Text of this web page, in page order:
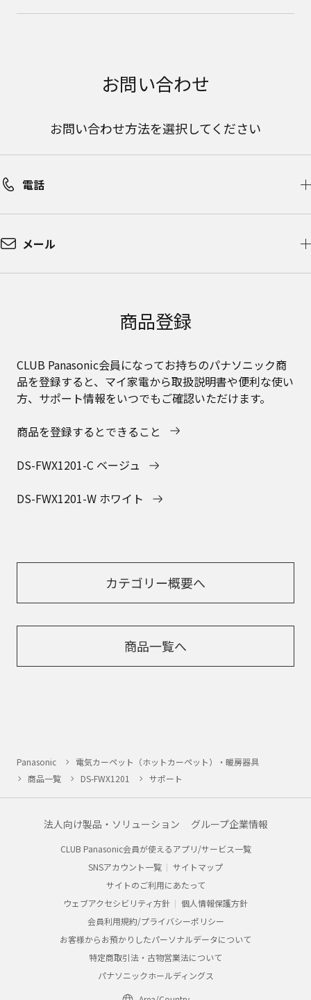
お問い合わせ
お問い合わせ方法を選択してください
電話
メール
商品登録
CLUB Panasonic会員になってお持ちのパナソニック商
品を登録すると、マイ家電から取扱説明書や便利な使い
方、サポート情報をいつでもご確認いただけます。
商品を登録するとできること
DS-FWX1201-C ベージュ
DS-FWX1201-W ホワイト
カテゴリー概要へ
商品一覧へ
Panasonic
電気カーペット（ホットカーペット）・暖房器具
商品一覧
DS-FWX1201 サポート
法人向け製品・ソリューション グループ企業情報
CLUB Panasonic会員が使えるアプリ/サービス一覧
SNSアカウント一覧
サイトマップ
サイトのご利用にあたって
ウェブアクセシビリティ方針
個人情報保護方針
会員利用規約/プライバシーポリシー
お客様からお預かりしたパーソナルデータについて
特定商取引法・古物営業法について
パナソニックホールディングス